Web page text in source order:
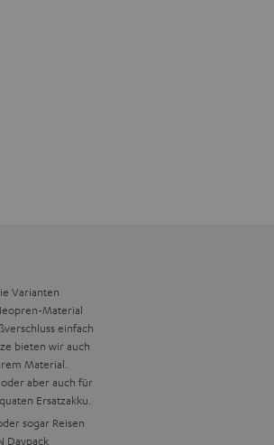
Varianten
Material
einfach
bieten wir auch
Material.
aber auch für
Ersatzakku.
sogar Reisen
Daypack